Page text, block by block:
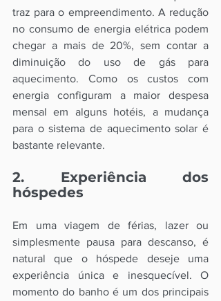
traz para o empreendimento. A redução
no consumo de energia elétrica podem
chegar a mais de 20%, sem contar a
diminuição do uso de gás para
aquecimento. Como os custos com
energia configuram a maior despesa
mensal em alguns hotéis, a mudança
para o sistema de aquecimento solar é
bastante relevante.
2. Experiência dos
hóspedes
Em uma viagem de férias, lazer ou
simplesmente pausa para descanso, é
natural que o hóspede deseje uma
experiência única e inesquecível. O
momento do banho é um dos principais